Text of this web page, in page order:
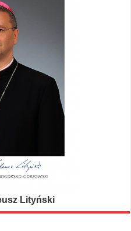
Lityński